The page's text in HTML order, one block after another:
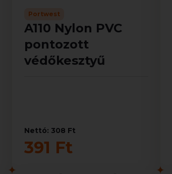
Portwest
A110 Nylon PVC
pontozott
védőkesztyű
Nettó: 308 Ft
391 Ft